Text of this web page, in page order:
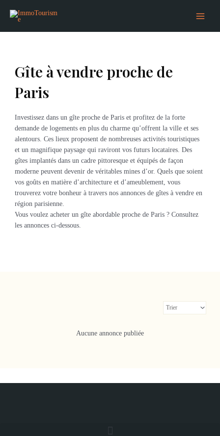
Gîte à vendre proche de
Paris
Investissez dans un gîte proche de Paris et profitez de la forte
demande de logements en plus du charme qu’offrent la ville et ses
alentours. Ces lieux proposent de nombreuses activités touristiques
et un magnifique paysage qui raviront vos futurs locataires. Des
gîtes implantés dans un cadre pittoresque et équipés de façon
moderne peuvent devenir de véritables mines d’or. Quels que soient
vos goûts en matière d’architecture et d’ameublement, vous
trouverez votre bonheur à travers nos annonces de gîtes à vendre en
région parisienne.
Vous voulez acheter un gîte abordable proche de Paris ? Consultez
les annonces ci-dessous.
Aucune annonce publiée